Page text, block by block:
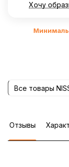
Хочу
Все товары
Отзывы